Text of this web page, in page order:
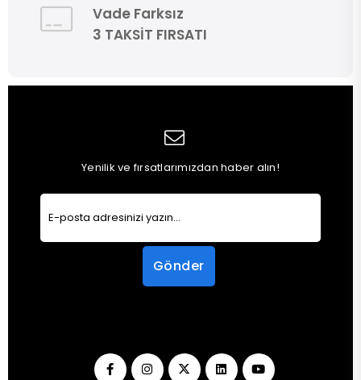
Vade Farksız
3 TAKSİT FIRSATI
Yenilik ve fırsatlarımızdan haber alın!
Gönder